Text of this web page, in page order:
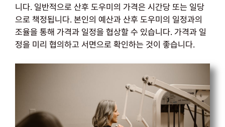
니다. 일반적으로 산후 도우미의 가격은 시간당 또는 일당
으로 책정됩니다. 본인의 예산과 산후 도우미의 일정과의
조율을 통해 가격과 일정을 협상할 수 있습니다. 가격과 일
정을 미리 협의하고 서면으로 확인하는 것이 좋습니다.